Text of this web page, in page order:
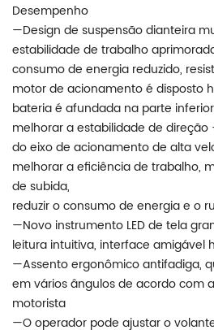
Desempenho
—Design de suspensão dianteira
estabilidade de trabalho
consumo de energia reduzido,
motor de acionamento é disposto
bateria é afundada na parte
melhorar a estabilidade de
do eixo de acionamento de alta
melhorar a eficiência de trabalho,
de subida,
reduzir o consumo de energia e o
—Novo instrumento LED de tela
leitura intuitiva, interface
—Assento ergonômico antifadiga,
em vários ângulos de acordo com
motorista
—O operador pode ajustar o